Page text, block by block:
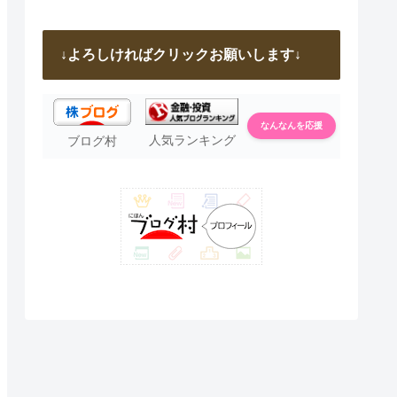
↓よろしければクリックお願いします↓
ブログ村 人気ランキング
なんなんを応援